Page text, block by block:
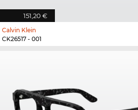
151,20 €
Calvin Klein
CK26517 - 001